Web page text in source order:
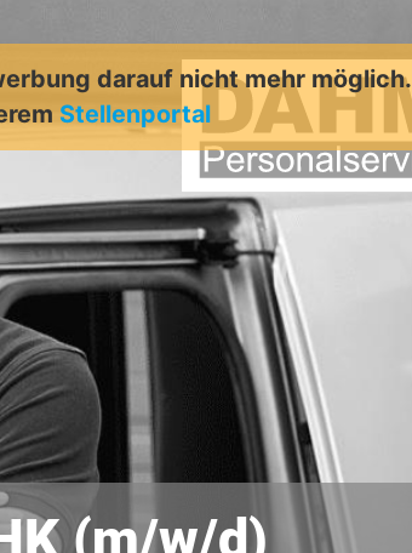
darauf nicht mehr möglich.
Stellenportal
(m/w/d)